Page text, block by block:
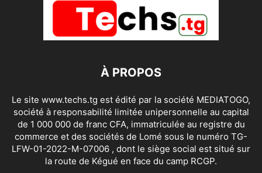
À PROPOS
Le site www.techs.tg est édité par la société MEDIATOGO,
société à responsabilité limitée unipersonnelle au capital
de 1 000 000 de franc CFA, immatriculée au registre du
commerce et des sociétés de Lomé sous le numéro TG-
LFW-01-2022-M-07006 , dont le siège social est situé sur
la route de Kégué en face du camp RCGP.